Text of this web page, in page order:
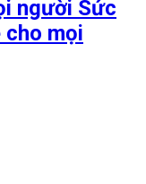
người Sức
cho mọi